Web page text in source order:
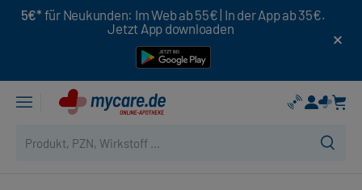
5€* für Neukunden: Im Web ab 55€ | In der App ab 35€.
Jetzt App downloaden